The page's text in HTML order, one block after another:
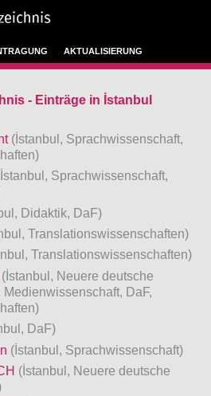
AKTUALISIERUNG
- Einträge in İstanbul
(İstanbul, Sprachwissenschaft,
Sprachwissenschaft,
Didaktik, DaF)
Translationswissenschaften)
Translationswissenschaften)
(İstanbul, Neuere deutsche
Medienwissenschaft, DaF,
DaF)
(İstanbul, Sprachwissenschaft)
(İstanbul, Neuere deutsche